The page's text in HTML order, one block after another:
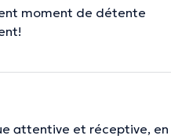
moment de détente
attentive et réceptive, en